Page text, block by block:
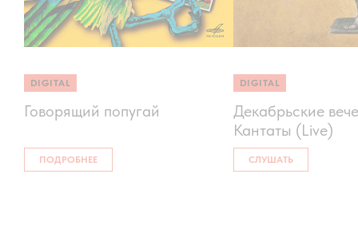
DIGITAL
Говорящий попугай
ПОДРОБНЕЕ
DIGITAL
Декабрьские
Кантаты (Live)
СЛУШАТЬ